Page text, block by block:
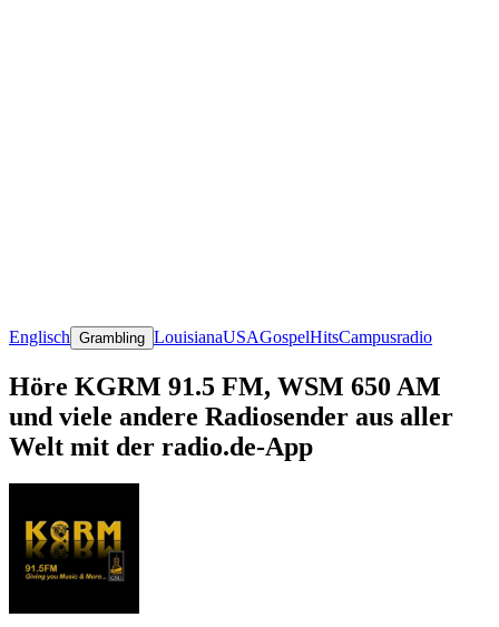
Englisch Grambling LouisianaUSAGospelHitsCampusradio
Höre KGRM 91.5 FM, WSM 650 AM
und viele andere Radiosender aus aller
Welt mit der radio.de-App